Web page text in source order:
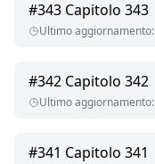
#343 Capitolo 343
Ultimo aggiornamento:
#342 Capitolo 342
Ultimo aggiornamento:
#341 Capitolo 341